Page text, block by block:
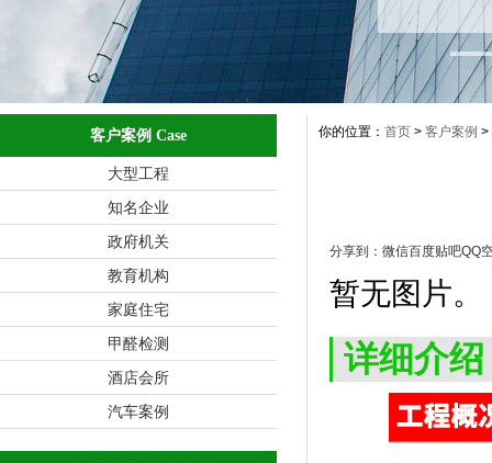
客户案例 Case
大型工程
知名企业
政府机关
教育机构
家庭住宅
甲醛检测
酒店会所
汽车案例
你的位置： 首页 > 客户案例 >
分享到： 微信百度贴吧QQ
暂无图片。
详细介绍